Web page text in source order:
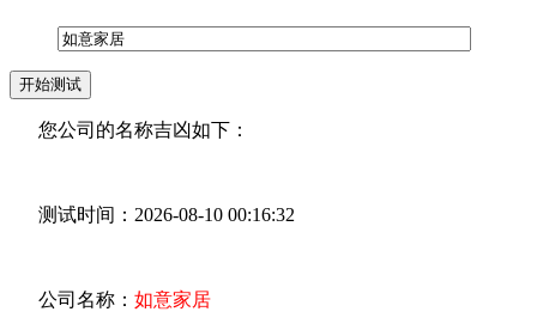
您公司的名称吉凶如下：
测试时间：2026-08-10 00:16:32
公司名称： 如意家居